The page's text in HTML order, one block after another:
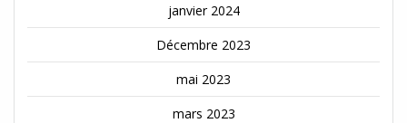
janvier 2024
Décembre 2023
mai 2023
mars 2023